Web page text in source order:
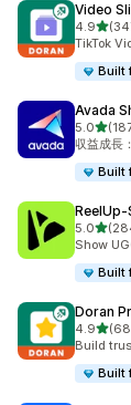
Video
4.95つ星
合計レビ
TikTok
Built
Avada
5.05つ星
合計レビ
収益成長
Built
5.05つ星
合計レビ
Show
Built
Doran
4.95つ星
合計レビ
Build
Built